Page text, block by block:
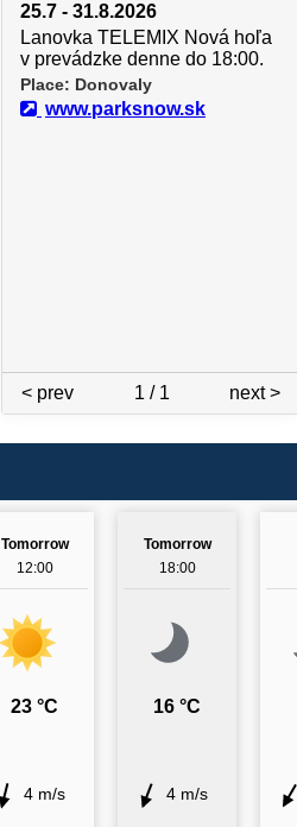
25.7 - 31.8.2026
Lanovka TELEMIX Nová hoľa
v prevádzke denne do 18:00.
Place: Donovaly
www.parksnow.sk
next >
< prev 1 / 1
Tomorrow
12:00
23 °C
4 m/s
Tomorrow
18:00
16 °C
4 m/s